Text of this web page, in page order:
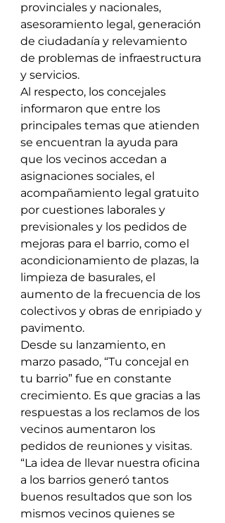
provinciales y nacionales,
asesoramiento legal, generación
de ciudadanía y relevamiento
de problemas de infraestructura
y servicios.
Al respecto, los concejales
informaron que entre los
principales temas que atienden
se encuentran la ayuda para
que los vecinos accedan a
asignaciones sociales, el
acompañamiento legal gratuito
por cuestiones laborales y
previsionales y los pedidos de
mejoras para el barrio, como el
acondicionamiento de plazas, la
limpieza de basurales, el
aumento de la frecuencia de los
colectivos y obras de enripiado y
pavimento.
Desde su lanzamiento, en
marzo pasado, “Tu concejal en
tu barrio” fue en constante
crecimiento. Es que gracias a las
respuestas a los reclamos de los
vecinos aumentaron los
pedidos de reuniones y visitas.
“La idea de llevar nuestra oficina
a los barrios generó tantos
buenos resultados que son los
mismos vecinos quienes se